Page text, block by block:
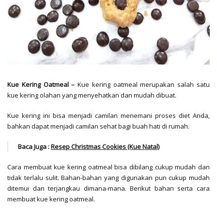
Kue Kering Oatmeal –Kue kering oatmealmerupakan salah satu
kue kering olahan yang menyehatkan dan mudah dibuat.
Kue kering ini bisa menjadi camilan menemani proses diet Anda,
bahkan dapat menjadi camilan sehat bagi buah hati di rumah.
Baca Juga :Resep Christmas Cookies (Kue Natal)
Cara membuat kue kering oatmeal bisa dibilang cukup mudah dan
tidak terlalu sulit. Bahan-bahan yang digunakan pun cukup mudah
ditemui dan terjangkau dimana-mana.Berikut bahan serta cara
membuat kue kering oatmeal.